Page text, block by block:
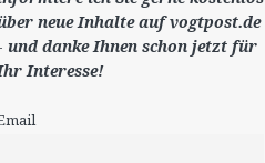
ber neue Inhalte auf vogtpost.de
und danke Ihnen schon jetzt für
Interesse!